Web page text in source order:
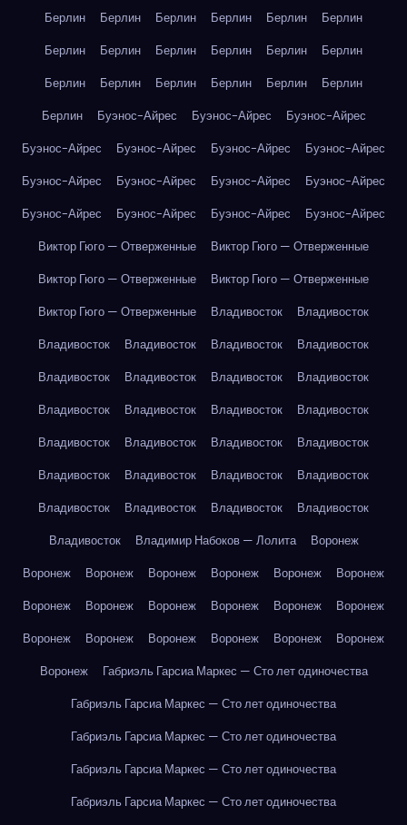
Берлин Берлин Берлин Берлин Берлин
Берлин
Берлин
Берлин Берлин Берлин Берлин
Берлин
Берлин
Берлин Берлин Берлин Берлин
Берлин
Берлин
Буэнос-Айрес Буэнос-Айрес
Буэнос-Айрес
Буэнос-Айрес
Буэнос-Айрес Буэнос-Айрес
Буэнос-Айрес
Буэнос-Айрес
Буэнос-Айрес Буэнос-Айрес
Буэнос-Айрес
Буэнос-Айрес
Буэнос-Айрес Буэнос-Айрес
Буэнос-Айрес
Виктор Гюго — Отверженные
Виктор Гюго — Отверженные
Виктор Гюго — Отверженные
Виктор Гюго — Отверженные
Виктор Гюго — Отверженные
Владивосток
Владивосток
Владивосток
Владивосток Владивосток
Владивосток
Владивосток
Владивосток Владивосток
Владивосток
Владивосток
Владивосток Владивосток
Владивосток
Владивосток
Владивосток Владивосток
Владивосток
Владивосток
Владивосток Владивосток
Владивосток
Владивосток
Владивосток Владивосток
Владивосток
Владивосток
Владимир Набоков — Лолита
Воронеж
Воронеж
Воронеж Воронеж Воронеж Воронеж
Воронеж
Воронеж
Воронеж Воронеж Воронеж Воронеж
Воронеж
Воронеж
Воронеж Воронеж Воронеж Воронеж
Воронеж
Воронеж
Габриэль Гарсиа Маркес — Сто лет одиночества
Габриэль Гарсиа Маркес — Сто лет одиночества
Габриэль Гарсиа Маркес — Сто лет одиночества
Габриэль Гарсиа Маркес — Сто лет одиночества
Габриэль Гарсиа Маркес — Сто лет одиночества